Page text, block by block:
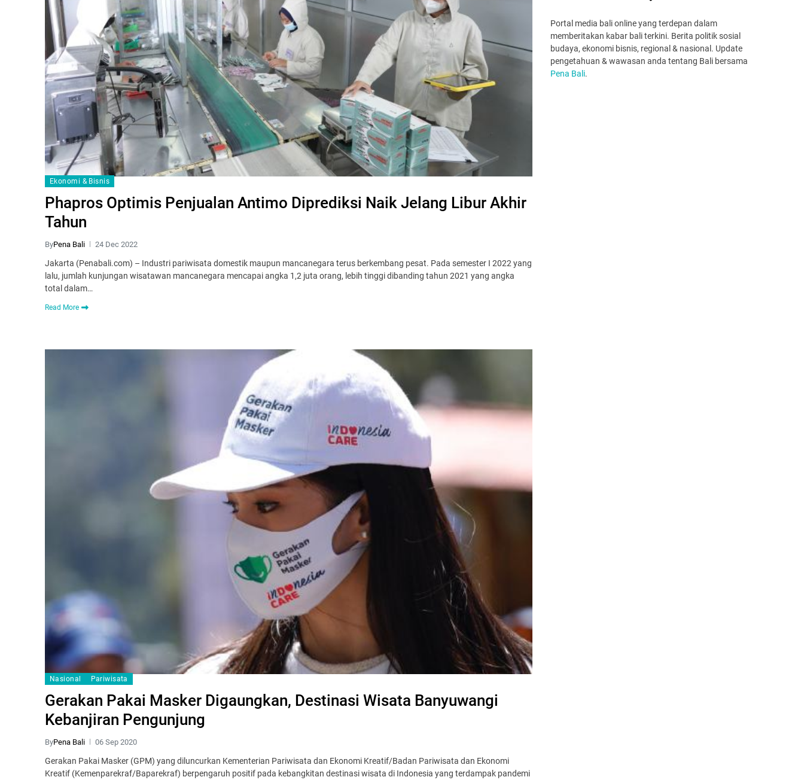
Ekonomi & Bisnis
Phapros Optimis Penjualan Antimo Diprediksi Naik Jelang Libur Akhir
Tahun
ByPena Bali 24 Dec 2022
Jakarta (Penabali.com) – Industri pariwisata domestik maupun mancanegara terus berkembang pesat. Pada semester I 2022 yang
lalu, jumlah kunjungan wisatawan mancanegara mencapai angka 1,2 juta orang, lebih tinggi dibanding tahun 2021 yang angka
total dalam…
Read More
Nasional Pariwisata
Gerakan Pakai Masker Digaungkan, Destinasi Wisata Banyuwangi
Kebanjiran Pengunjung
ByPena Bali 06 Sep 2020
Gerakan Pakai Masker (GPM) yang diluncurkan Kementerian Pariwisata dan Ekonomi Kreatif/Badan Pariwisata dan Ekonomi
Kreatif (Kemenparekraf/Baparekraf) berpengaruh positif pada kebangkitan destinasi wisata di Indonesia yang terdampak pandemi
Portal media bali online yang terdepan dalam
memberitakan kabar bali terkini. Berita politik sosial
budaya, ekonomi bisnis, regional & nasional. Update
pengetahuan & wawasan anda tentang Bali bersama
Pena Bali.